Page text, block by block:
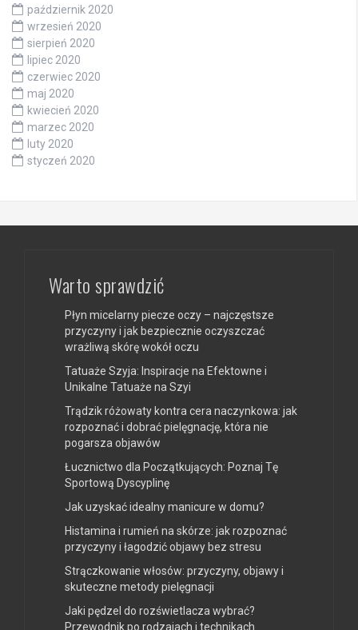
październik 2020
wrzesień 2020
sierpień 2020
lipiec 2020
czerwiec 2020
maj 2020
kwiecień 2020
marzec 2020
luty 2020
styczeń 2020
Warto sprawdzić
Płyn micelarny piecze oczy – najczęstsze
przyczyny i jak bezpiecznie oczyszczać
wrażliwą skórę wokół oczu
Tatuaże Szyja: Inspiracje na Efektowne i
Unikalne Tatuaże na Szyi
Trądzik różowaty kontra cera naczynkowa: jak
rozpoznać i dobrać pielęgnację, która nie
pogarsza objawów
Łucznictwo dla Początkujących: Poznaj Tę
Sportową Dyscyplinę
Jak uzyskać idealny manicure w domu?
Histamina i rumień na skórze: jak rozpoznać
przyczyny i łagodzić objawy bez stresu
Strączkowanie włosów: przyczyny, objawy i
skuteczne metody pielęgnacji
Jaki pędzel do rozświetlacza wybrać?
Przewodnik po rodzajach i technikach